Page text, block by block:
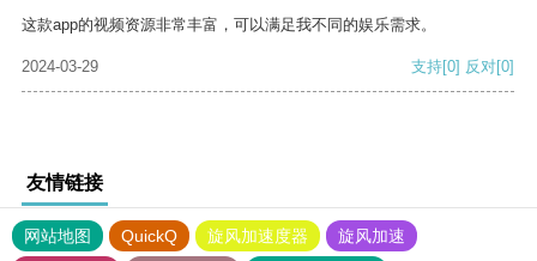
这款app的视频资源非常丰富，可以满足我不同的娱乐需求。
2024-03-29 支持[0] 反对[0]
友情链接
网站地图 QuickQ 旋风加速度器
旋风加速